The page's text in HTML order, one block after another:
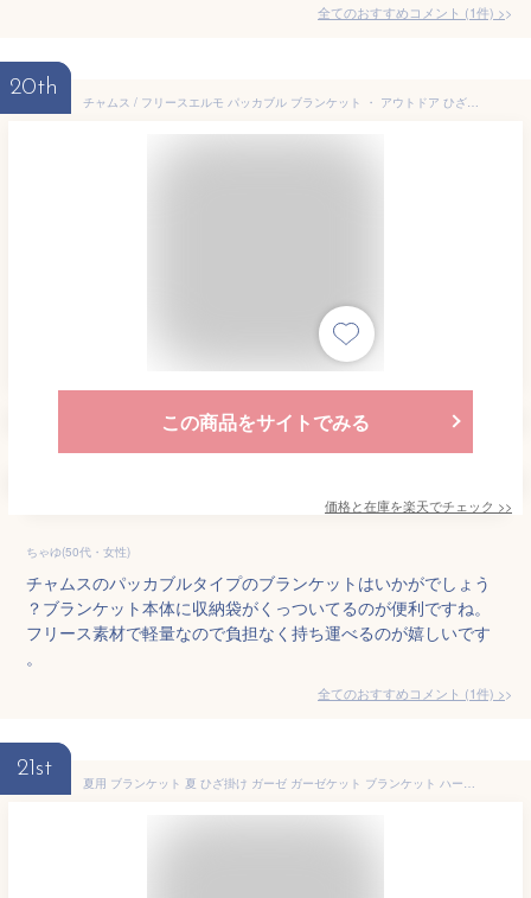
全てのおすすめコメント (1件) >
20th
チャムス / フリースエルモ パッカブル ブランケット ・ アウトドア ひざ掛け 収納袋 CHUMS ・ ひざ掛け ブランケット ふわふわ アウトドア ブランド おしゃれ もこもこ CHUMS
この商品をサイトでみる
価格と在庫を楽天でチェック >>
ちゃゆ(50代・女性)
チャムスのパッカブルタイプのブランケットはいかがでしょう
？ブランケット本体に収納袋がくっついてるのが便利ですね。
フリース素材で軽量なので負担なく持ち運べるのが嬉しいです
。
全てのおすすめコメント (1件) >
21st
夏用 ブランケット 夏 ひざ掛け ガーゼ ガーゼケット ブランケット ハーフ 薄手 涼しい 軽い 小さめ ギフト ひざ掛け おくるみ ベビーカー ベビー 赤ちゃん タオルケッ ト幼稚園 綿100％ コットン 冷房対策 サマーブランケット オフィス コンパクト 持ち運び 昼寝 車